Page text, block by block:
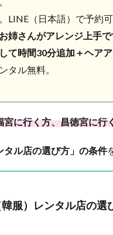
LINE（日本語）で予約可
姉さんがアレンジ上手で
て時間30分追加＋ヘア
タル無料。
宮に行く方、昌徳宮に行
タル店の選び方」の条件
韓服）レンタル店の選